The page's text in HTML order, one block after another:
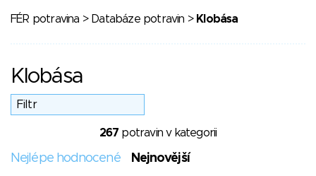
FÉR potravina > Databáze potravin > Klobása
Klobása
267 potravin v kategorii
Nejlépe hodnocené Nejnovější